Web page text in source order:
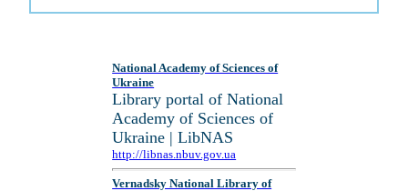
National Academy of Sciences of
Ukraine
Library portal of National
Academy of Sciences of
Ukraine | LibNAS
http://libnas.nbuv.gov.ua
Vernadsky National Library of